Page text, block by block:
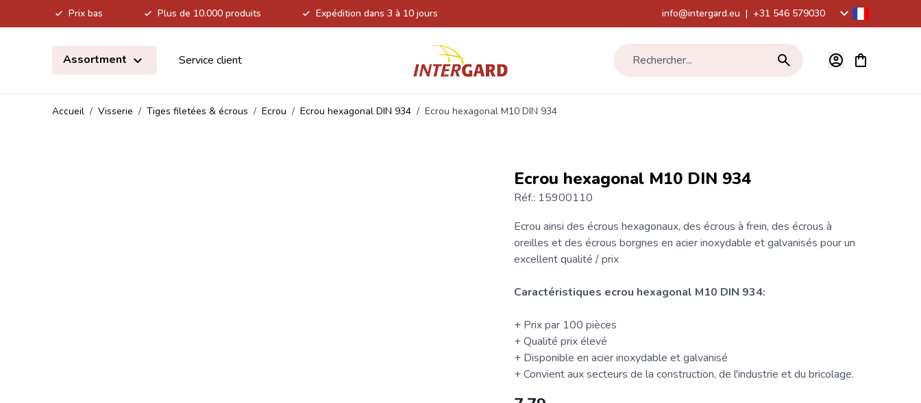
Prix bas Plus de 10.000 produits Expédition dans 3 à 10 jours info@intergard.eu | +31 546 579030
Assortment
Service client Rechercher... Voir le
Accueil / Visserie / Tiges filetées & écrous / Ecrou / Ecrou hexagonal DIN 934 / Ecrou hexagonal M10 DIN 934
Ecrou hexagonal M10 DIN 934
Réf.: 15900110
Ecrou ainsi des écrous hexagonaux, des écrous à frein, des écrous à
oreilles et des écrous borgnes en acier inoxydable et galvanisés pour un
excellent qualité / prix
Caractéristiques ecrou hexagonal M10 DIN 934:
+ Prix par 100 pièces
+ Qualité prix élevé
+ Disponible en acier inoxydable et galvanisé
+ Convient aux secteurs de la construction, de l'industrie et du bricolage.